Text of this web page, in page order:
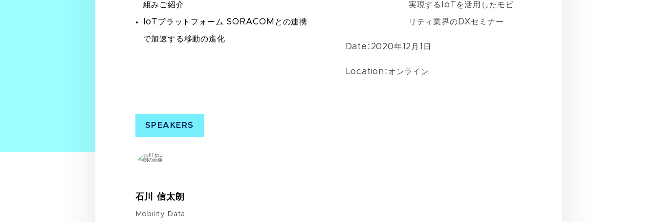
組みご紹介
IoTプラットフォーム SORACOMとの連携
で加速する移動の進化
実現するIoTを活用したモビ
リティ業界のDXセミナー
Date： 2020年12月1日
Location： オンライン
SPEAKERS
石川 信太朗
Mobility Data